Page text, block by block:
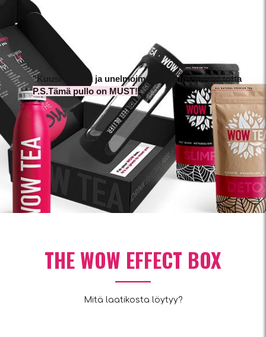
"Kuusi viikkoa ja unelmoimani muutos on nyt totta
P.S.Tämä pullo on MUST!"
THE WOW EFFECT BOX
Mitä laatikosta löytyy?